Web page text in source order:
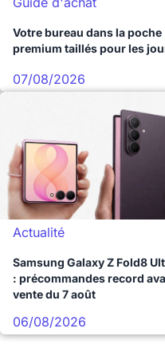
Votre bureau dans la
premium taillés pour les
07/08/2026
Actualité
Samsung Galaxy Z Fold8
: précommandes record
vente du 7 août
06/08/2026